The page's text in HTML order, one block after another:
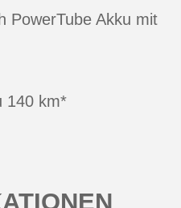
PowerTube Akku mit
140 km*